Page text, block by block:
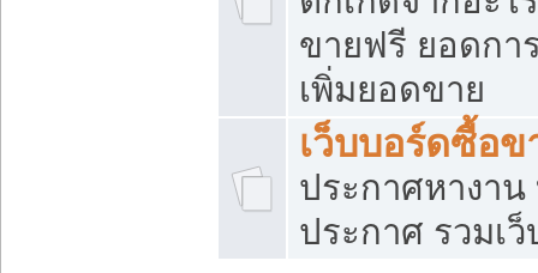
ขายฟรี ยอดกา
เพิ่มยอดขาย
เว็บบอร์ดซื้อข
ประกาศหางาน
ประกาศ รวมเ